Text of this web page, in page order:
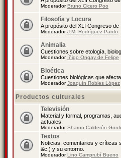
ModeradorBruno Cicero Poo
Filosofía y Locura
A propósito del XLI Congreso
ModeradorJ.M. Rodríguez Pardo
Animalia
Cuestiones sobre etología,
Moderador Íñigo Ongay de Felipe
Bioética
Cuestiones biológicas que
ModeradorJoaquín Robles López
Productos culturales
Televisión
Material y formal, programas,
actuales.
ModeradorSharon Calderón
Textos
Noticias, comentarios y críticas
&c.) y su entorno.
ModeradorLino Camprubí Bueno